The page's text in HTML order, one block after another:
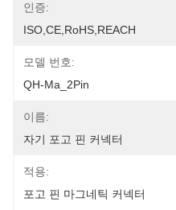
인증:
ISO,CE,RoHS,REACH
모델 번호:
QH-Ma_2Pin
이름:
자기 포고 핀 커넥터
적용:
포고 핀 마그네틱 커넥터